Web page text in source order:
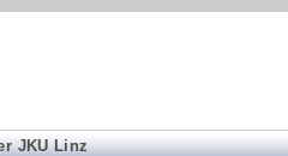
JKU Linz